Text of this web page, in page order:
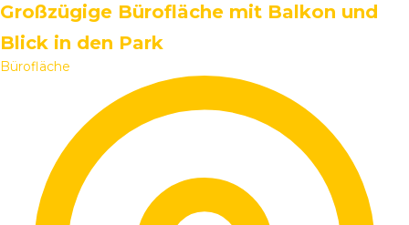
Großzügige Bürofläche mit Balkon und
Blick in den Park
Bürofläche